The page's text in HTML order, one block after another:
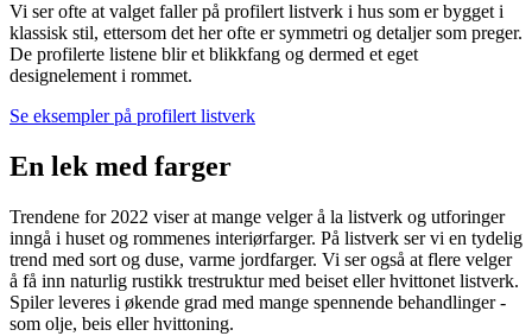
Vi ser ofte at valget faller på profilert listverk i hus som er bygget i
klassisk stil, ettersom det her ofte er symmetri og detaljer som preger.
De profilerte listene blir et blikkfang og dermed et eget
designelement i rommet.
Se eksempler på profilert listverk
En lek med farger
Trendene for 2022 viser at mange velger å la listverk og utforinger
inngå i huset og rommenes interiørfarger. På listverk ser vi en tydelig
trend med sort og duse, varme jordfarger. Vi ser også at flere velger
å få inn naturlig rustikk trestruktur med beiset eller hvittonet listverk.
Spiler leveres i økende grad med mange spennende behandlinger -
som olje, beis eller hvittoning.